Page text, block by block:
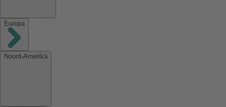
Europa
Noord-Amerika